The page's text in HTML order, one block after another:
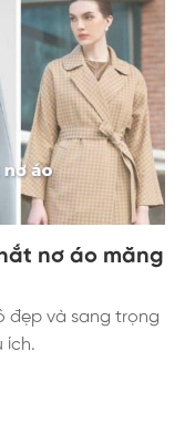
nơ áo măng
đẹp và sang trọng
ích.